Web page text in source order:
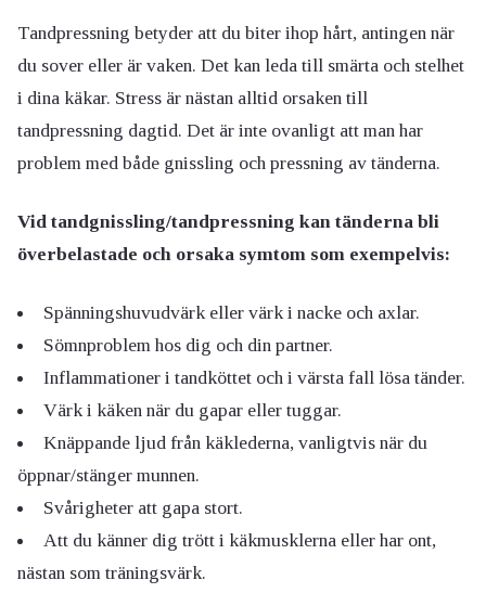
Tandpressning betyder att du biter ihop hårt, antingen när
du sover eller är vaken. Det kan leda till smärta och stelhet
i dina käkar. Stress är nästan alltid orsaken till
tandpressning dagtid. Det är inte ovanligt att man har
problem med både gnissling och pressning av tänderna.
Vid tandgnissling/tandpressning kan tänderna bli
överbelastade och orsaka symtom som exempelvis:
Spänningshuvudvärk eller värk i nacke och axlar.
Sömnproblem hos dig och din partner.
Inflammationer i tandköttet och i värsta fall lösa tänder.
Värk i käken när du gapar eller tuggar.
Knäppande ljud från käklederna, vanligtvis när du
öppnar/stänger munnen.
Svårigheter att gapa stort.
Att du känner dig trött i käkmusklerna eller har ont,
nästan som träningsvärk.